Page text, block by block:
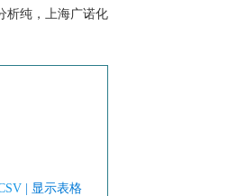
析纯，上海广诺化
| 显示表格